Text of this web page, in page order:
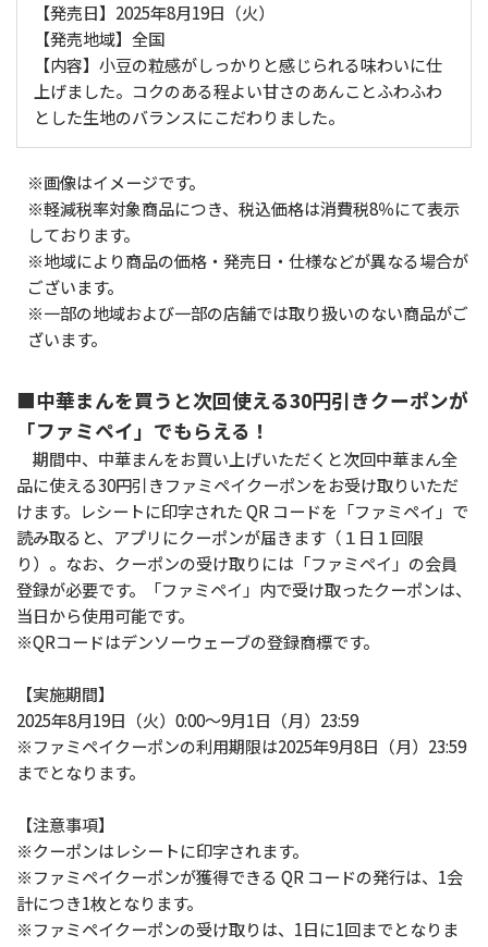
【発売日】2025年8月19日（火）
【発売地域】全国
【内容】小豆の粒感がしっかりと感じられる味わいに仕
上げました。コクのある程よい甘さのあんことふわふわ
とした生地のバランスにこだわりました。
※画像はイメージです。
※軽減税率対象商品につき、税込価格は消費税8％にて表示
しております。
※地域により商品の価格・発売日・仕様などが異なる場合が
ございます。
※一部の地域および一部の店舗では取り扱いのない商品がご
ざいます。
■中華まんを買うと次回使える30円引きクーポンが
「ファミペイ」でもらえる！
期間中、中華まんをお買い上げいただくと次回中華まん全
品に使える30円引きファミペイクーポンをお受け取りいただ
けます。レシートに印字された QR コードを「ファミペイ」で
読み取ると、アプリにクーポンが届きます（１日１回限
り）。なお、クーポンの受け取りには「ファミペイ」の会員
登録が必要です。「ファミペイ」内で受け取ったクーポンは、
当日から使用可能です。
※QRコードはデンソーウェーブの登録商標です。
【実施期間】
2025年8月19日（火）0:00～9月1日（月）23:59
※ファミペイクーポンの利用期限は2025年9月8日（月）23:59
までとなります。
【注意事項】
※クーポンはレシートに印字されます。
※ファミペイクーポンが獲得できる QR コードの発行は、1会
計につき1枚となります。
※ファミペイクーポンの受け取りは、1日に1回までとなりま